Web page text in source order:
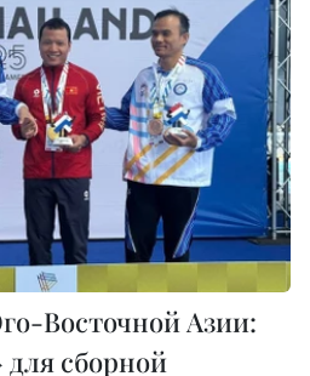
Восточной Азии:
для сборной